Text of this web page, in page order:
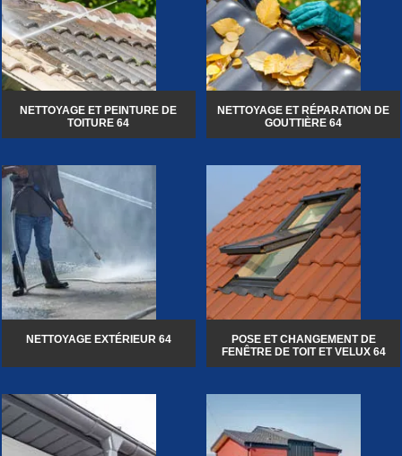
NETTOYAGE ET PEINTURE DE
TOITURE 64
NETTOYAGE ET RÉPARATION DE
GOUTTIÈRE 64
NETTOYAGE EXTÉRIEUR 64
POSE ET CHANGEMENT DE
FENÊTRE DE TOIT ET VELUX 64